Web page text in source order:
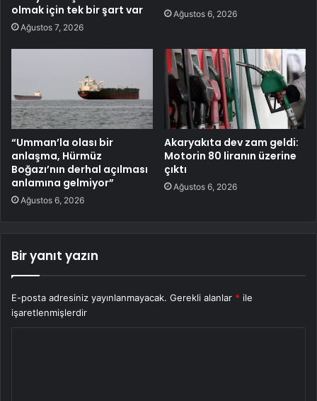
olmak için tek bir şart var
Ağustos 7, 2026
Ağustos 6, 2026
“Umman’la olası bir
anlaşma, Hürmüz
Boğazı’nın derhal açılması
anlamına gelmiyor”
Ağustos 6, 2026
Akaryakıta dev zam geldi:
Motorin 80 liranın üzerine
çıktı
Ağustos 6, 2026
Bir yanıt yazın
E-posta adresiniz yayınlanmayacak. Gerekli alanlar * ile
işaretlenmişlerdir